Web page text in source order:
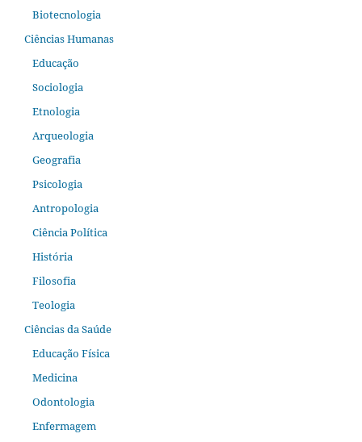
Biotecnologia
Ciências Humanas
Educação
Sociologia
Etnologia
Arqueologia
Geografia
Psicologia
Antropologia
Ciência Política
História
Filosofia
Teologia
Ciências da Saúde
Educação Física
Medicina
Odontologia
Enfermagem